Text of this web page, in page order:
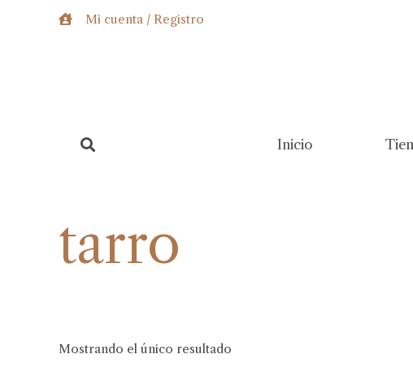
Mi cuenta / Registro
Inicio
tarro
Mostrando el único resultado